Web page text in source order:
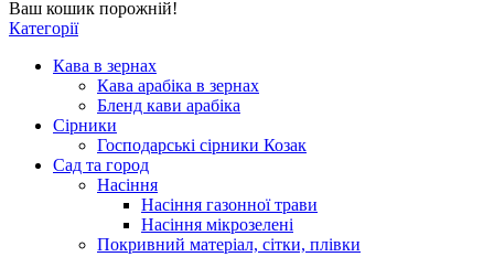
Ваш кошик порожній!
Категорії
Кава в зернах
Кава арабіка в зернах
Бленд кави арабіка
Сірники
Господарські сірники Козак
Сад та город
Насіння
Насіння газонної трави
Насіння мікрозелені
Покривний матеріал, сітки, плівки